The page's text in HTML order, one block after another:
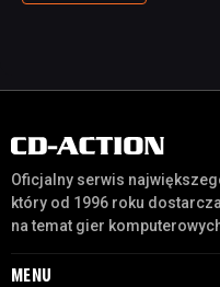
Oficjalny serwis
który od 1996 roku
na temat gier
MENU